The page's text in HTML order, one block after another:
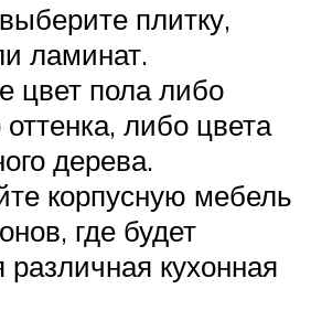
плитку,
ламинат.
цвет пола либо
оттенка, либо цвета
дерева.
корпусную мебель
где будет
различная кухонная